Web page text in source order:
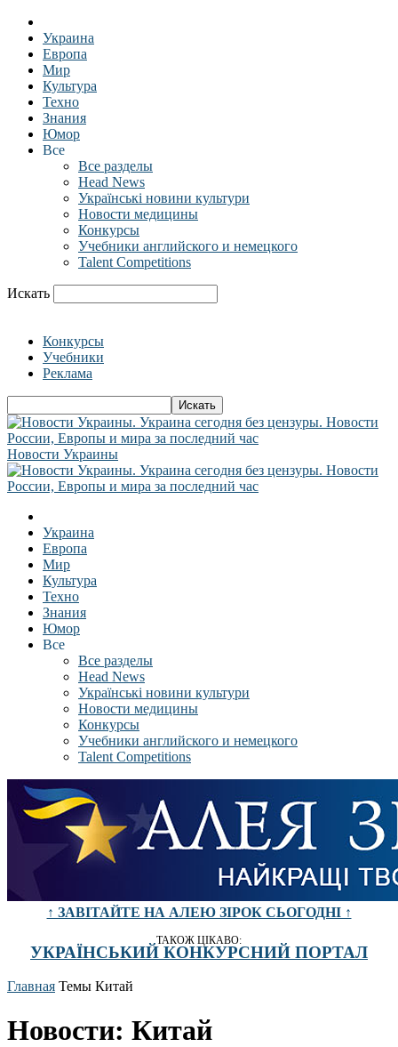
Украина
Европа
Мир
Культура
Техно
Знания
Юмор
Все
Все разделы
Head News
Українські новини культури
Новости медицины
Конкурсы
Учебники английского и немецкого
Talent Competitions
Искать
Конкурсы
Учебники
Реклама
Новости Украины
Украина
Европа
Мир
Культура
Техно
Знания
Юмор
Все
Все разделы
Head News
Українські новини культури
Новости медицины
Конкурсы
Учебники английского и немецкого
Talent Competitions
↑ ЗАВІТАЙТЕ НА АЛЕЮ ЗІРОК СЬОГОДНІ ↑
ТАКОЖ ЦІКАВО:
УКРАЇНСЬКИЙ КОНКУРСНИЙ ПОРТАЛ
Главная Темы Китай
Новости: Китай